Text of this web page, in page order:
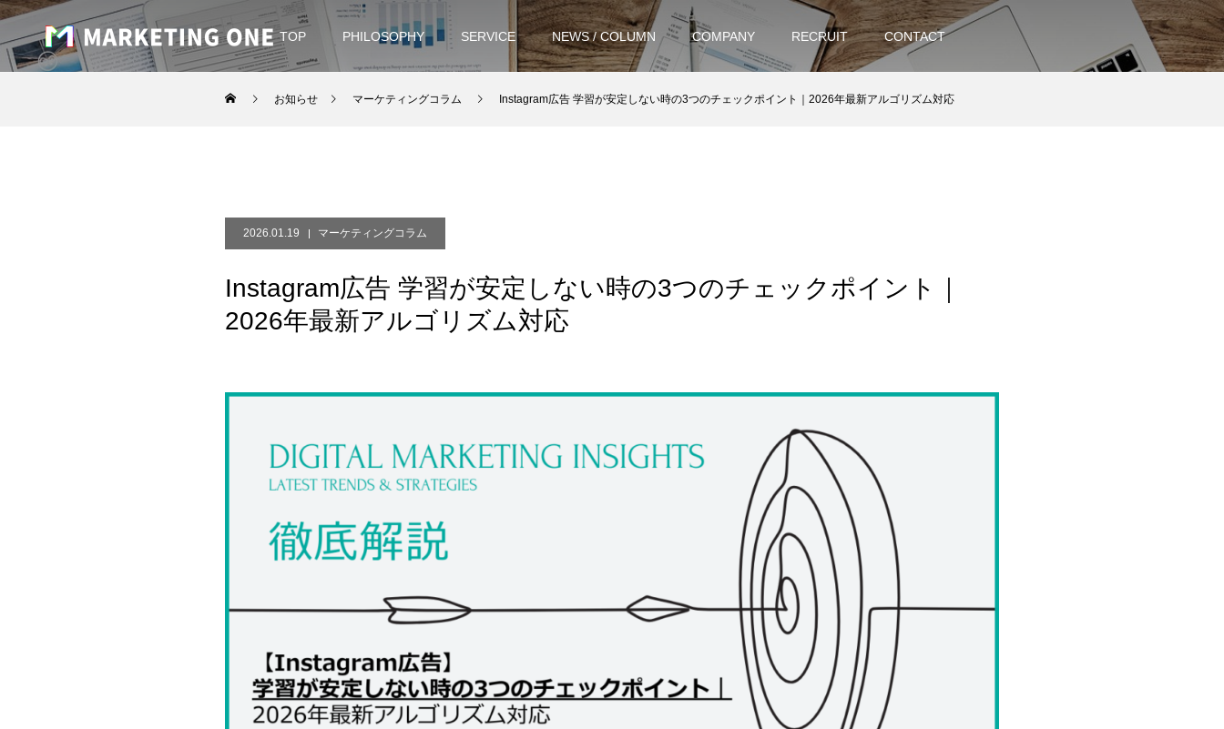
TOP PHILOSOPHY SERVICE NEWS / COLUMN COMPANY RECRUIT CONTACT
お知らせ マーケティングコラム Instagram広告 学習が安定しない時の3つのチェックポイント｜2026年最新アルゴリズム対応
2026.01.19 マーケティングコラム
Instagram広告 学習が安定しない時の3つのチェックポイント｜
2026年最新アルゴリズム対応